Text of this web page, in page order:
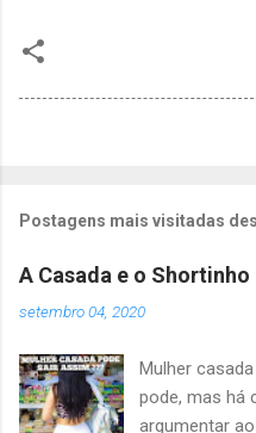
Postagens mais visitadas
A Casada e o Shortinho
setembro 04, 2020
Mulher
pode, mas há
argumentar